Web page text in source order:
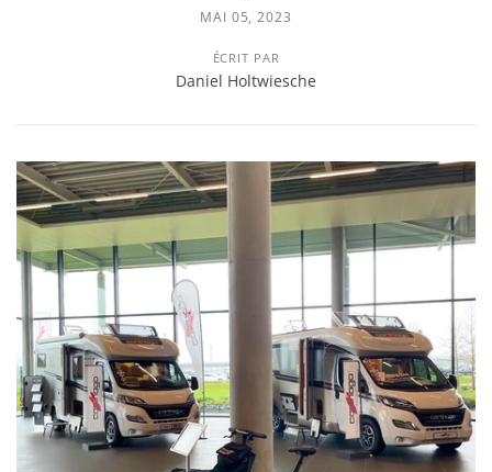
MAI 05, 2023
ÉCRIT PAR
Daniel Holtwiesche